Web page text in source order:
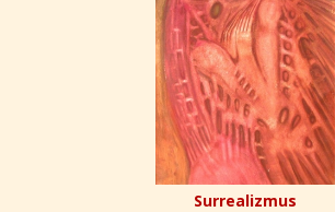
Surrealizmus